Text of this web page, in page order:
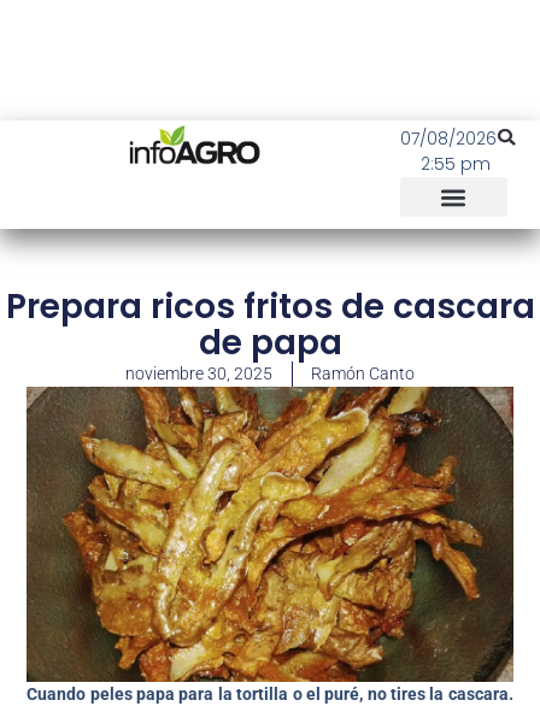
07/08/2026
2:55 pm
Prepara ricos fritos de cascara
de papa
noviembre 30, 2025 Ramón Canto
Cuando peles papa para la tortilla o el puré, no tires la cascara.